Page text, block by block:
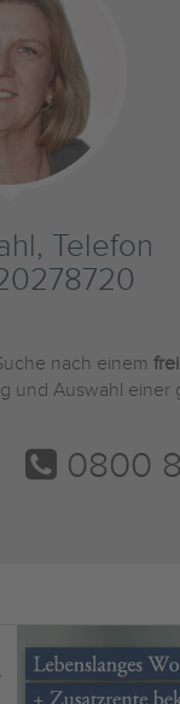
Telefon
nach einem
und Auswahl
0800